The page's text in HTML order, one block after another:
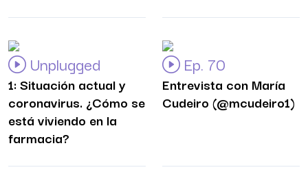
Unplugged
1: Situación actual y
coronavirus. ¿Cómo se
está viviendo en la
farmacia?
Ep. 70
Entrevista con María
Cudeiro (@mcudeiro1)